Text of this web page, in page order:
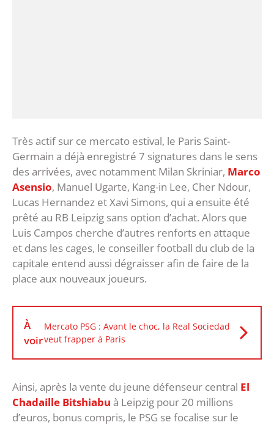
Très actif sur ce mercato estival, le Paris Saint-
Germain a déjà enregistré 7 signatures dans le sens
des arrivées, avec notamment Milan Skriniar, Marco
Asensio, Manuel Ugarte, Kang-in Lee, Cher Ndour,
Lucas Hernandez et Xavi Simons, qui a ensuite été
prêté au RB Leipzig sans option d’achat. Alors que
Luis Campos cherche d’autres renforts en attaque
et dans les cages, le conseiller football du club de la
capitale entend aussi dégraisser afin de faire de la
place aux nouveaux joueurs.
À
voir
Mercato PSG : Avant le choc, la Real Sociedad
veut frapper à Paris
Ainsi, après la vente du jeune défenseur central El
Chadaille Bitshiabu à Leipzig pour 20 millions
d’euros, bonus compris, le PSG se focalise sur le